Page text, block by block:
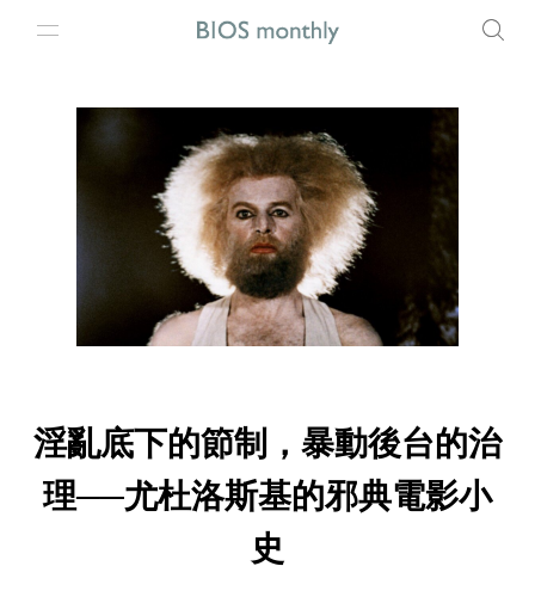
淫亂底下的節制，暴動後台的治
理──尤杜洛斯基的邪典電影小
史